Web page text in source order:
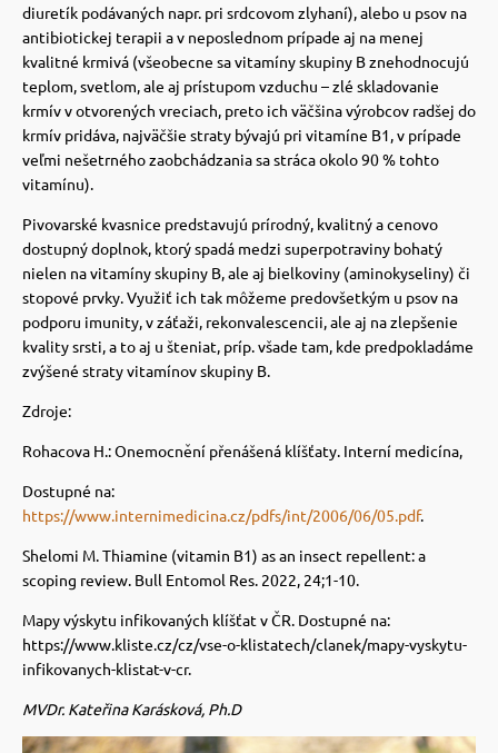
diuretík podávaných napr. pri srdcovom zlyhaní), alebo u psov na
antibiotickej terapii a v neposlednom prípade aj na menej
kvalitné krmivá (všeobecne sa vitamíny skupiny B znehodnocujú
teplom, svetlom, ale aj prístupom vzduchu – zlé skladovanie
krmív v otvorených vreciach, preto ich väčšina výrobcov radšej do
krmív pridáva, najväčšie straty bývajú pri vitamíne B1, v prípade
veľmi nešetrného zaobchádzania sa stráca okolo 90 % tohto
vitamínu).
Pivovarské kvasnice predstavujú prírodný, kvalitný a cenovo
dostupný doplnok, ktorý spadá medzi superpotraviny bohatý
nielen na vitamíny skupiny B, ale aj bielkoviny (aminokyseliny) či
stopové prvky.Využiť ich tak môžeme predovšetkým u psov na
podporu imunity, v záťaži, rekonvalescencii, ale aj na zlepšenie
kvality srsti, a to aj u šteniat, príp. všade tam, kde predpokladáme
zvýšené straty vitamínov skupiny B.
Zdroje:
Rohacova H.: Onemocnění přenášená klíšťaty. Interní medicína,
Dostupné na:
https://www.internimedicina.cz/pdfs/int/2006/06/05.pdf.
Shelomi M. Thiamine (vitamin B1) as an insect repellent: a
scoping review. Bull Entomol Res. 2022, 24;1-10.
Mapy výskytu infikovaných klíšťat v ČR. Dostupné na:
https://www.kliste.cz/cz/vse-o-klistatech/clanek/mapy-vyskytu-
infikovanych-klistat-v-cr.
MVDr. Kateřina Karásková, Ph.D